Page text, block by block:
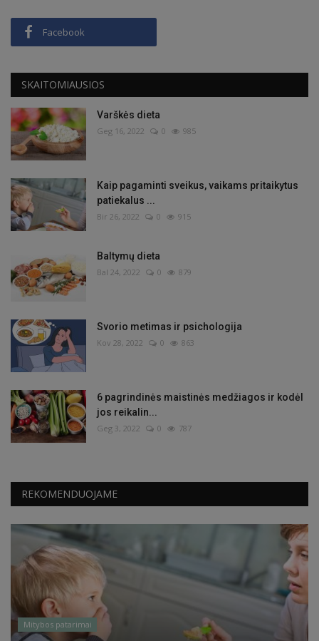
Facebook
SKAITOMIAUSIOS
Varškės dieta
Geg 16, 2022 0 985
Kaip pagaminti sveikus, vaikams pritaikytus
patiekalus ...
Bir 26, 2022 0 915
Baltymų dieta
Bal 24, 2022 0 879
Svorio metimas ir psichologija
Kov 28, 2022 0 863
6 pagrindinės maistinės medžiagos ir kodėl
jos reikalin...
Geg 3, 2022 0 787
REKOMENDUOJAME
Mitybos patarimai